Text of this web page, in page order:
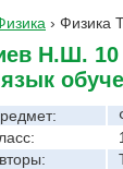
› Физика
Н.Ш. 10